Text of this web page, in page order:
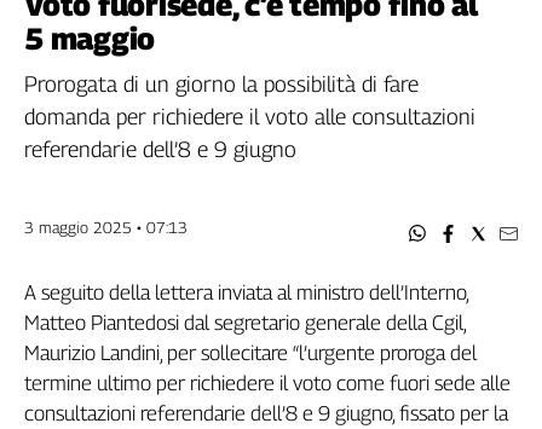
Filcams
Filctem
Fillea
Filt
Fiom
Flc
Nidil
Slc
Spi
Inca
Caaf
5 maggio
Prorogata di un giorno la possibilità di fare
domanda per richiedere il voto alle consultazioni
referendarie dell’8 e 9 giugno
3 maggio 2025 • 07:13
A seguito della lettera inviata al ministro dell’Interno,
Matteo Piantedosi dal segretario generale della Cgil,
Maurizio Landini, per sollecitare “l’urgente proroga del
termine ultimo per richiedere il voto come fuori sede alle
consultazioni referendarie dell’8 e 9 giugno, fissato per la